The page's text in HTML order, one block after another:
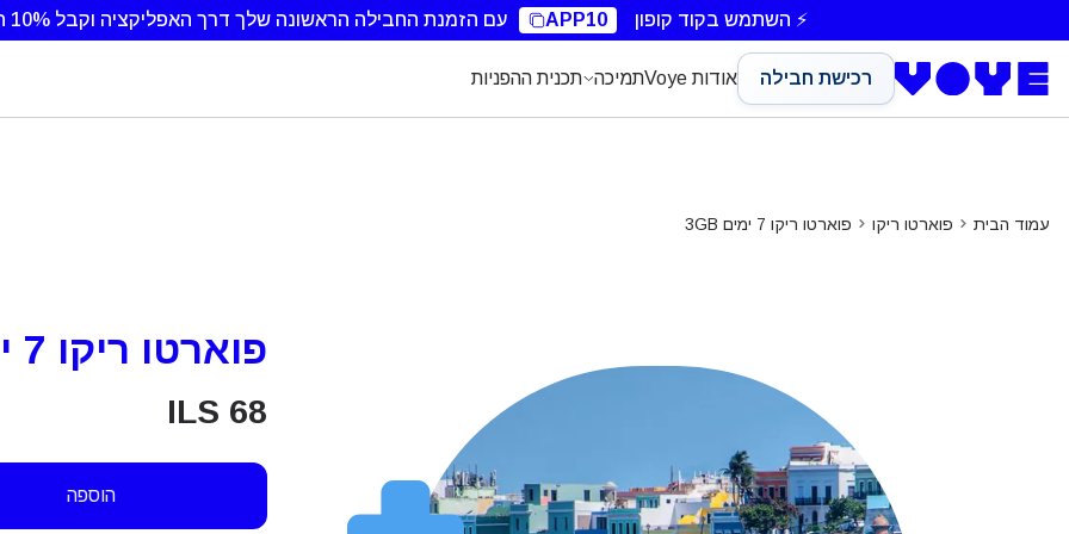
⚡ השתמש בקוד קופון APP10 עם הזמנת החבילה הראשונה שלך דרך האפליקציה וקבל 10% הנחה.
רכישת חבילה אודות Voye תמיכה תכנית ההפניות
עמוד הבית פוארטו ריקו פוארטו ריקו 7 ימים 3GB
פוארטו ריקו 7 ימים 3GB
ILS 68
הוספה